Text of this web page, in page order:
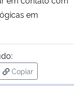
em
Copiar
para área de